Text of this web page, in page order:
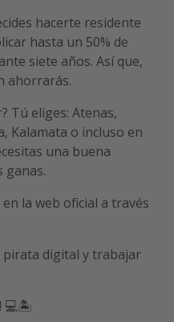
hacerte residente
hasta un 50% de
siete años. Así que,
ahorrarás.
Tú eliges: Atenas,
Kalamata o incluso en
una buena
ganas.
la web oficial a través
digital y trabajar
💻🏝️